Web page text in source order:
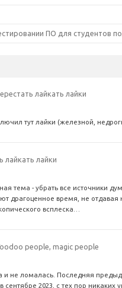
ПО для студентов
лайкать лайки
тут лайки (железной,
лайкать лайки
тема - убрать все источники
драгоценное время, не отдавая
всплеска…
people, magic people
и не ломалась. Последняя
сентябре 2023, с тех пор никаких